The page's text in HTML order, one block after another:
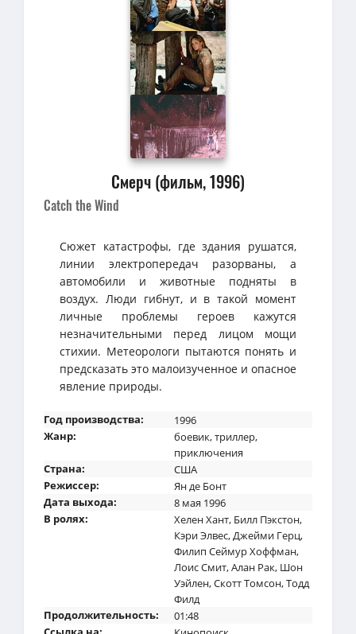
Смерч (фильм, 1996)
Catch the Wind
Сюжет катастрофы, где здания рушатся,
линии электропередач разорваны, а
автомобили и животные подняты в
воздух. Люди гибнут, и в такой момент
личные проблемы героев кажутся
незначительными перед лицом мощи
стихии. Метеорологи пытаются понять и
предсказать это малоизученное и опасное
явление природы.
Год производства:
1996
Жанр:
боевик,триллер,
приключения
Страна:
США
Режиссер:
Ян де Бонт
Дата выхода:
8 мая 1996
В ролях:
Хелен Хант, Билл Пэкстон,
Кэри Элвес,Джейми Герц,
Филип Сеймур Хоффман,
Лоис Смит,Алан Рак, Шон
Уэйлен,Скотт Томсон,Тодд
Филд
Продолжительность:
01:48